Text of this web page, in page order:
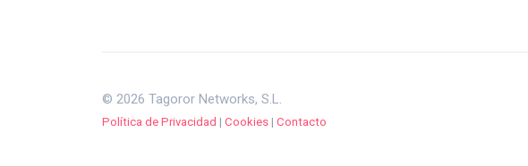
© 2026 Tagoror Networks, S.L.
Política de Privacidad | Cookies | Contacto